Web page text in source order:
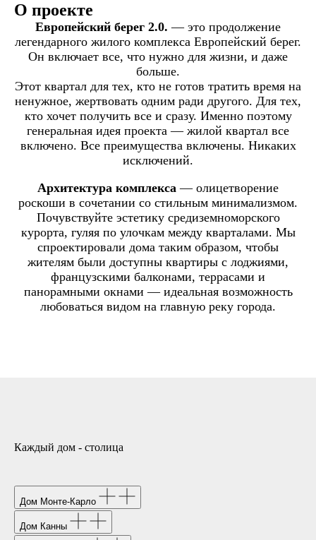
О проекте
Европейский берег 2.0. — это продолжение
легендарного жилого комплекса Европейский берег.
Он включает все, что нужно для жизни, и даже
больше.
Этот квартал для тех, кто не готов тратить время на
ненужное, жертвовать одним ради другого. Для тех,
кто хочет получить все и сразу. Именно поэтому
генеральная идея проекта — жилой квартал все
включено. Все преимущества включены. Никаких
исключений.
Архитектура комплекса — олицетворение
роскоши в сочетании со стильным минимализмом.
Почувствуйте эстетику средиземноморского
курорта, гуляя по улочкам между кварталами. Мы
спроектировали дома таким образом, чтобы
жителям были доступны квартиры с лоджиями,
французскими балконами, террасами и
панорамными окнами — идеальная возможность
любоваться видом на главную реку города.
Каждый дом - столица
Дом Монте-Карло
Дом Канны